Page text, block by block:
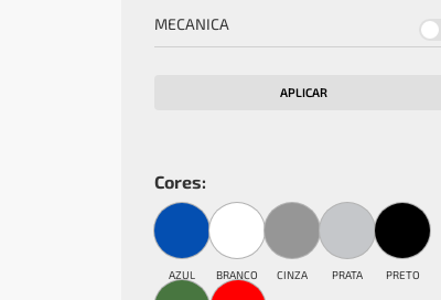
MECANICA
APLICAR
Cores:
AZUL BRANCO CINZA PRATA PRETO